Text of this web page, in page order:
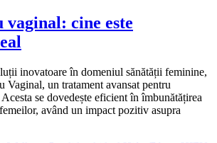
cine este
inovatoare în domeniul sănătății feminine,
un tratament avansat pentru
se dovedește eficient în îmbunătățirea
având un impact pozitiv asupra